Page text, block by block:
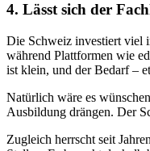
4. Lässt sich der
Die Schweiz investiert viel
während Plattformen wie
ist klein, und der Bedarf –
Natürlich wäre es
Ausbildung drängen. Der
Zugleich herrscht seit